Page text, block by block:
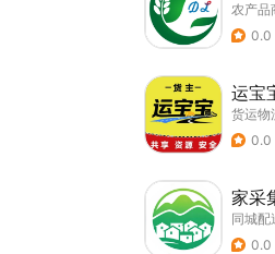
农产品
0.0
运宝
货运物
0.0
家采
同城配
0.0